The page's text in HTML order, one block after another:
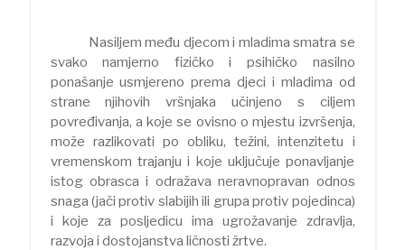
Nasiljem među djecom i mladima smatra se
svako namjerno fizičko i psihičko nasilno
ponašanje usmjereno prema djeci i mladima od
strane njihovih vršnjaka učinjeno s ciljem
povređivanja, a koje se ovisno o mjestu izvršenja,
može razlikovati po obliku, težini, intenzitetu i
vremenskom trajanju i koje uključuje ponavljanje
istog obrasca i odražava neravnopravan odnos
snaga (jači protiv slabijih ili grupa protiv pojedinca)
i koje za posljedicu ima ugrožavanje zdravlja,
razvoja i dostojanstva ličnosti žrtve.